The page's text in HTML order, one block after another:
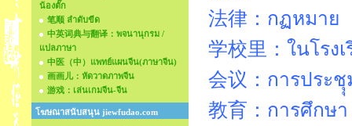
น้องตั๊ก
笔顺 ลำดับขีด
中英词典与翻译：พจนานุกรม /
แปลภาษา
中医（中）แพทย์แผนจีน(ภาษาจีน)
画画儿：หัดวาดภาพจีน
游戏：เล่นเกมจีน-จีน
โฆษณาสนับสนุน jiewfudao.com
法律：กฏหมาย
学校里：ในโรง
会议：การประ
教育：การศึกษา